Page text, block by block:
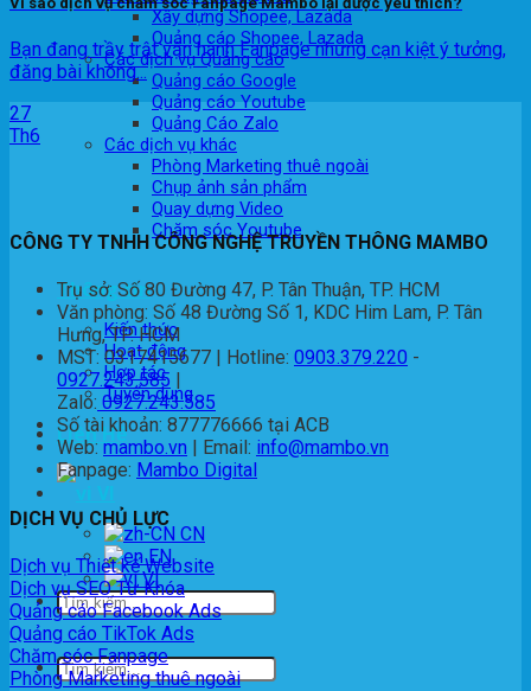
Xây dựng Shopee, Lazada
Quảng cáo Shopee, Lazada
Các dịch vụ Quảng cáo
Quảng cáo Google
Quảng cáo Youtube
Quảng Cáo Zalo
Các dịch vụ khác
Phòng Marketing thuê ngoài
Chụp ảnh sản phẩm
Quay dựng Video
Chăm sóc Youtube
Thông tin
Kiến thức
Hoạt động
Hợp tác
Tuyển dụng
Liên Hệ
VI
EN
VI
Bạn đang trầy trật vận hành Fanpage nhưng cạn kiệt ý tưởng,
đăng bài không...
27
Th6
CÔNG TY TNHH CÔNG NGHỆ TRUYỀN THÔNG MAMBO
Trụ sở: Số 80 Đường 47, P. Tân Thuận, TP. HCM
Văn phòng: Số 48 Đường Số 1, KDC Him Lam, P. Tân
Hưng, TP. HCM
MST: 0317415677 | Hotline: 0903.379.220 -
0927.243.585
Zalo: 0927.243.585
Số tài khoản: 877776666 tại ACB
Web: mambo.vn | Email: info@mambo.vn
Fanpage: Mambo Digital
DỊCH VỤ CHỦ LỰC
Dịch vụ Thiết kế Website
Dịch vụ SEO Từ Khóa
Quảng cáo Facebook Ads
Quảng cáo TikTok Ads
Chăm sóc Fanpage
Phòng Marketing thuê ngoài